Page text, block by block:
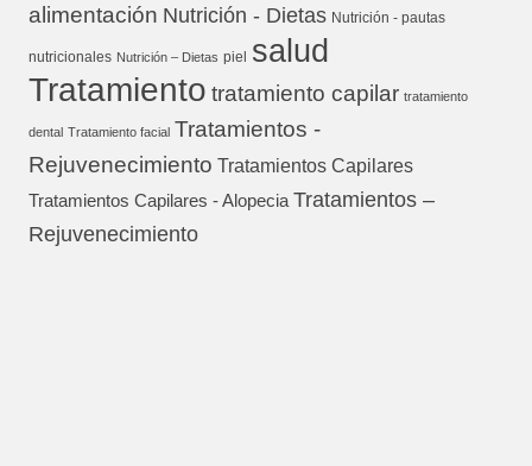
alimentación Nutrición - Dietas Nutrición - pautas
nutricionales Nutrición – Dietas piel salud
Tratamiento tratamiento capilar tratamiento
dental Tratamiento facial Tratamientos -
Rejuvenecimiento Tratamientos Capilares
Tratamientos Capilares - Alopecia Tratamientos –
Rejuvenecimiento